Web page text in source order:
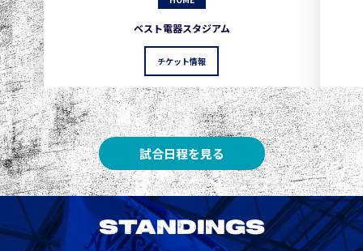
ベスト電器スタジアム
チケット情報
試合日程を見る
STANDINGS
1 3
2 3 1
3
3 Ｇ大阪 3 1 0 0 1
5 柏 3 1 0 1
5 Ｃ大阪 3 1 0 0 1
3 1 0 1